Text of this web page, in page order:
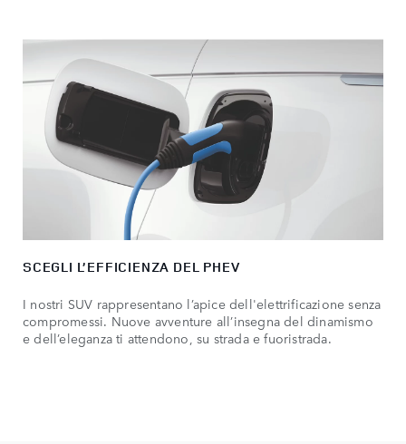
SCEGLI L’EFFICIENZA DEL PHEV
I nostri SUV rappresentano l’apice dell'elettrificazione senza
compromessi. Nuove avventure all’insegna del dinamismo
e dell’eleganza ti attendono, su strada e fuoristrada.